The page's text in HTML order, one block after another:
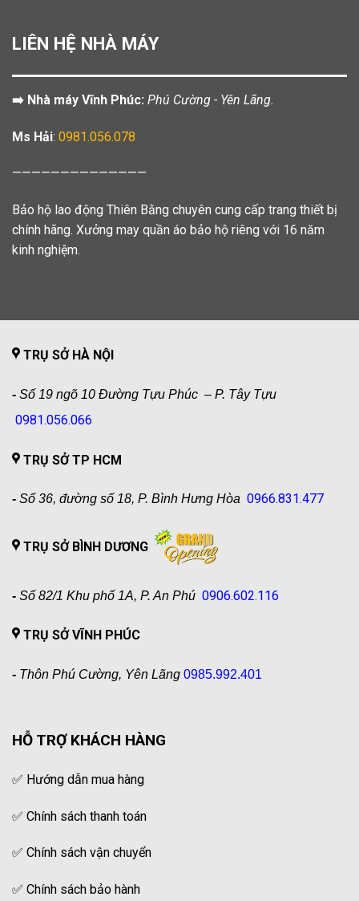
LIÊN HỆ NHÀ MÁY
➡️ Nhà máy Vĩnh Phúc: Phú Cường - Yên Lãng.
Ms Hải: 0981.056.078
——————————————
Bảo hộ lao động Thiên Bằng chuyên cung cấp trang thiết bị
chính hãng. Xưởng may quần áo bảo hộ riêng với 16 năm
kinh nghiệm.
TRỤ SỞ HÀ NỘI
- Số 19 ngõ 10 Đường Tựu Phúc – P. Tây Tựu
0981.056.066
TRỤ SỞ TP HCM
- Số 36, đường số 18, P. Bình Hưng Hòa 0966.831.477
TRỤ SỞ BÌNH DƯƠNG
- Số 82/1 Khu phố 1A, P. An Phú 0906.602.116
TRỤ SỞ VĨNH PHÚC
- Thôn Phú Cường, Yên Lãng 0985.992.401
HỖ TRỢ KHÁCH HÀNG
✅ Hướng dẫn mua hàng
✅ Chính sách thanh toán
✅ Chính sách vận chuyển
✅ Chính sách bảo hành